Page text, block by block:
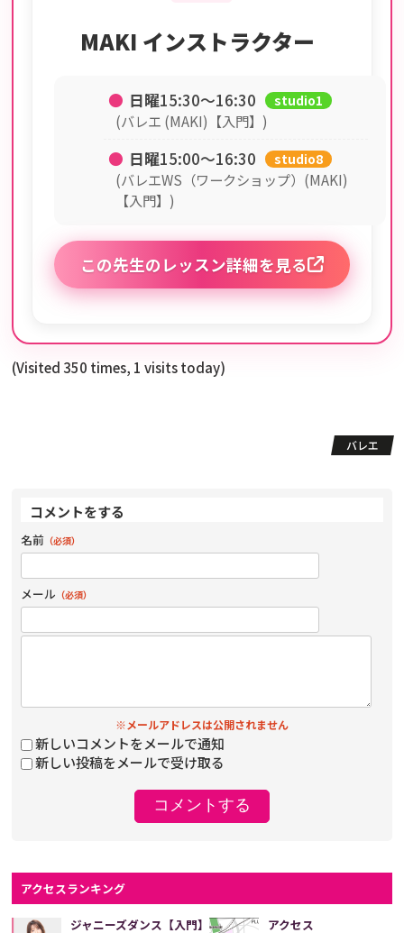
MAKI インストラクター
● 日曜15:30〜16:30 studio1
(バレエ (MAKI)【入門】)
● 日曜15:00〜16:30 studio8
(バレエWS（ワークショップ）(MAKI)
【入門】)
この先生のレッスン詳細を見る
(Visited 350 times, 1 visits today)
バレエ
コメントをする
名前 （必須）
メール （必須）
※メールアドレスは公開されません
新しいコメントをメールで通知
新しい投稿をメールで受け取る
アクセスランキング
ジャニーズダンス【入門】 アクセス